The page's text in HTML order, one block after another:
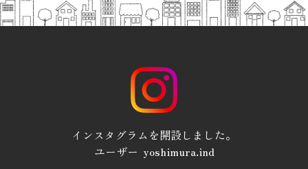
インスタグラムを開設しました。
ユーザー yoshimura.ind